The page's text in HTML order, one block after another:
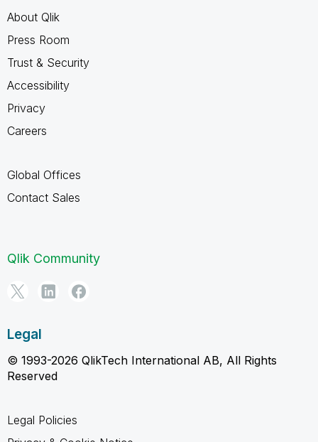
About Qlik
Press Room
Trust & Security
Accessibility
Privacy
Careers
Global Offices
Contact Sales
Qlik Community
Legal
© 1993-2026 QlikTech International AB, All Rights
Reserved
Legal Policies